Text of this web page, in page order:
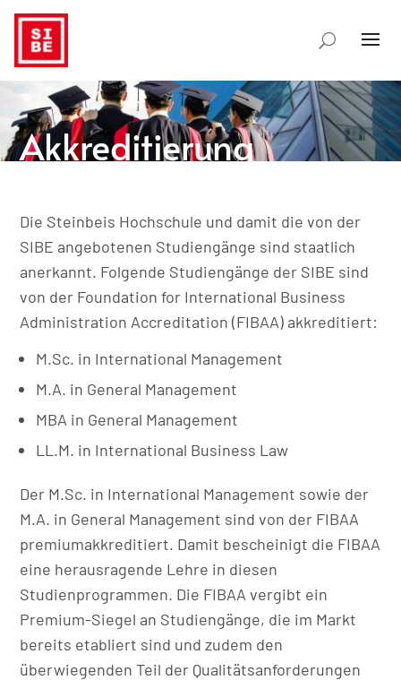
Akkreditierung
Die Steinbeis Hochschule und damit die von der
SIBE angebotenen Studiengänge sind staatlich
anerkannt. Folgende Studiengänge der SIBE sind
von der Foundation for International Business
Administration Accreditation (FIBAA) akkreditiert:
M.Sc. in International Management
M.A. in General Management
MBA in General Management
LL.M. in International Business Law
Der M.Sc. in International Management sowie der
M.A. in General Management sind von der FIBAA
premiumakkreditiert. Damit bescheinigt die FIBAA
eine herausragende Lehre in diesen
Studienprogrammen. Die FIBAA vergibt ein
Premium-Siegel an Studiengänge, die im Markt
bereits etabliert sind und zudem den
überwiegenden Teil der Qualitätsanforderungen